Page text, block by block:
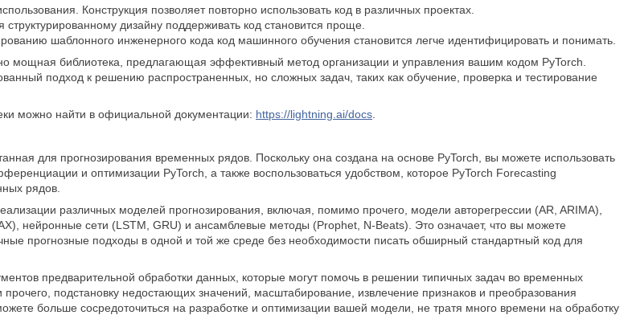
Конструкция позволяет повторно использовать код в различных проектах.
дизайну поддерживать код становится проще.
шаблонного инженерного кода код машинного обучения становится легче идентифицировать и понимать.
мощная библиотека, предлагающая эффективный метод организации и управления вашим кодом PyTorch.
подход к решению распространенных, но сложных задач, таких как обучение, проверка и тестирование
можно найти в официальной документации: https://lightning.ai/docs
для прогнозирования временных рядов. Поскольку она создана на основе PyTorch, вы можете использовать
и оптимизации PyTorch, а также воспользоваться удобством, которое PyTorch Forecasting
рядов.
различных моделей прогнозирования, включая, помимо прочего, модели авторегрессии (AR, ARIMA),
нейронные сети (LSTM, GRU) и ансамблевые методы (Prophet, N-Beats). Это означает, что вы можете
прогнозные подходы в одной и той же среде без необходимости писать обширный стандартный код для
предварительной обработки данных, которые могут помочь в решении типичных задач во временных
подстановку недостающих значений, масштабирование, извлечение признаков и преобразования
больше сосредоточиться на разработке и оптимизации вашей модели, не тратя много времени на обработку